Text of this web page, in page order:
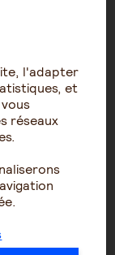
PROTECTION DES
COOKIES
: NON
/ S'inscrire
l'adapter
et
réseaux